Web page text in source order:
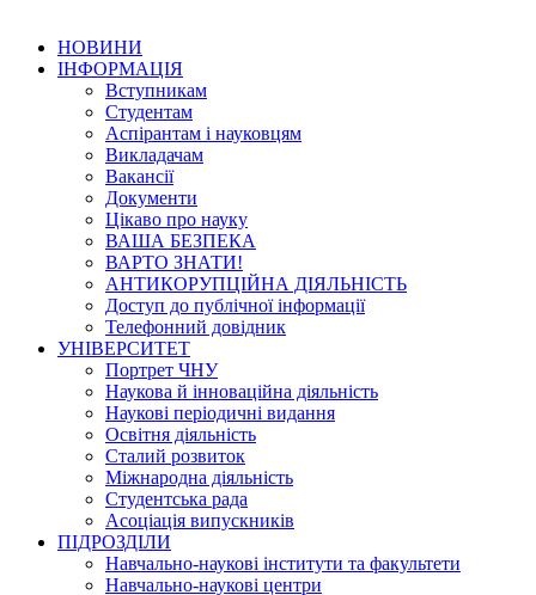
НОВИНИ
ІНФОРМАЦІЯ
Вступникам
Студентам
Аспірантам і науковцям
Викладачам
Вакансії
Документи
Цікаво про науку
ВАША БЕЗПЕКА
ВАРТО ЗНАТИ!
АНТИКОРУПЦІЙНА ДІЯЛЬНІСТЬ
Доступ до публічної інформації
Телефонний довідник
УНІВЕРСИТЕТ
Портрет ЧНУ
Наукова й інноваційна діяльність
Наукові періодичні видання
Освітня діяльність
Сталий розвиток
Міжнародна діяльність
Студентська рада
Асоціація випускників
ПІДРОЗДІЛИ
Навчально-наукові інститути та факультети
Навчально-наукові центри